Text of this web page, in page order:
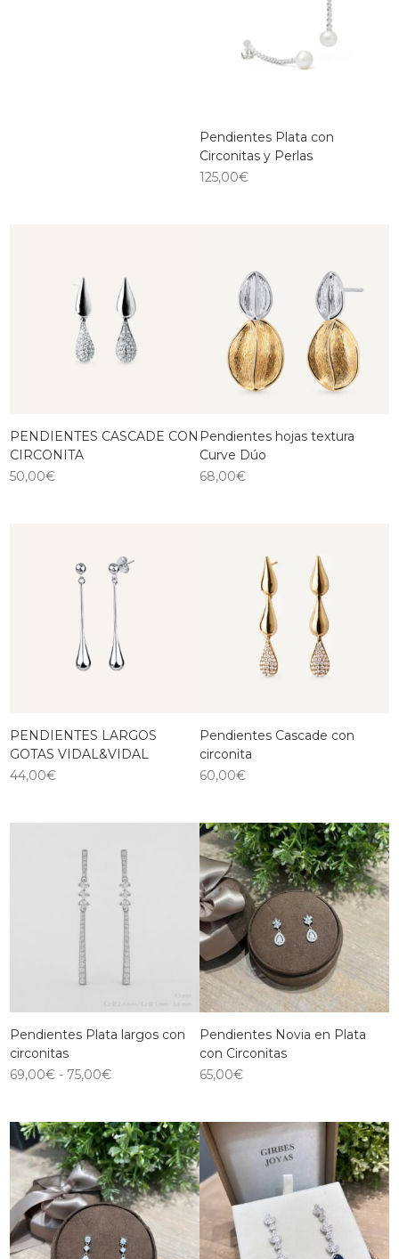
Pendientes Plata con
Circonitas y Perlas
125,00€
PENDIENTES CASCADE CON
CIRCONITA
50,00€
Pendientes hojas textura
Curve Dúo
68,00€
PENDIENTES LARGOS
GOTAS VIDAL&VIDAL
44,00€
Pendientes Cascade con
circonita
60,00€
Pendientes Plata largos con
circonitas
69,00€ - 75,00€
Pendientes Novia en Plata
con Circonitas
65,00€